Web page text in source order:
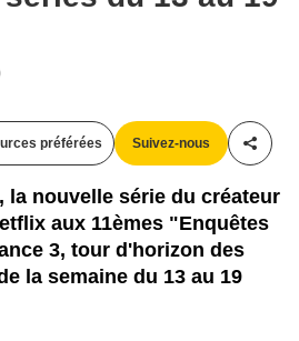
préférées Suivez-nous
la nouvelle série du créateur
aux 11èmes "Enquêtes
3, tour d'horizon des
la semaine du 13 au 19
Netflix